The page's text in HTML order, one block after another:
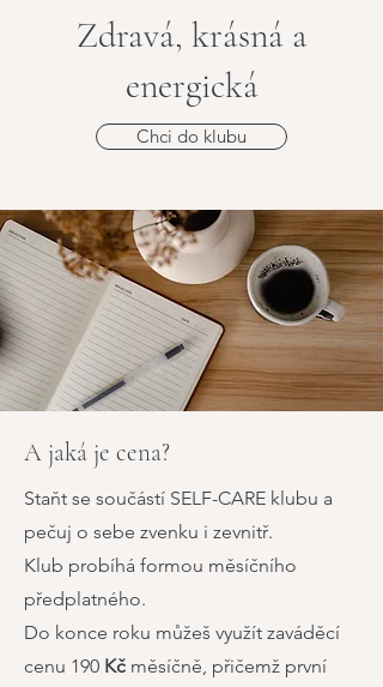
Zdravá, krásná a
energická
Chci do klubu
A jaká je cena?
Staňt se součástí SELF-CARE klubu a
pečuj o sebe zvenku i zevnitř.
Klub probíhá formou měsíčního
předplatného.
Do konce roku můžeš využít zaváděcí
cenu 190 Kč měsíčně, přičemž první